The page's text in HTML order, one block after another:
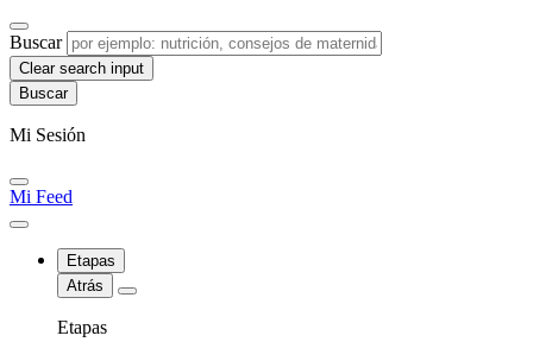
Buscar
Clear search input
Mi Sesión
Mi Feed
Etapas
Atrás
Etapas